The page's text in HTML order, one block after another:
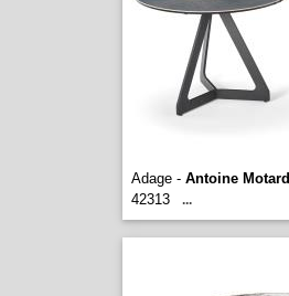
Adage - Antoine Motard
42313
...